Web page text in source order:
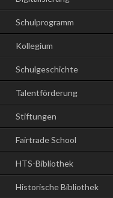
Schulprogramm
Kollegium
Schulgeschichte
Talentförderung
Stiftungen
Fairtrade School
HTS-Bibliothek
Historische Bibliothek